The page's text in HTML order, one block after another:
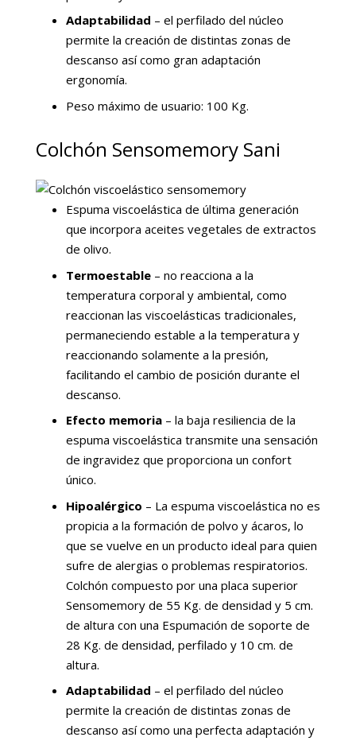
Adaptabilidad – el perfilado del núcleo
permite la creación de distintas zonas de
descanso así como gran adaptación
ergonomía.
Peso máximo de usuario: 100 Kg.
Colchón Sensomemory Sani
Espuma viscoelástica de última generación
que incorpora aceites vegetales de extractos
de olivo.
Termoestable– no reacciona a la
temperatura corporal y ambiental, como
reaccionan las viscoelásticas tradicionales,
permaneciendo estable a la temperatura y
reaccionando solamente a la presión,
facilitando el cambio de posición durante el
descanso.
Efecto memoria– la baja resiliencia de la
espuma viscoelástica transmite una sensación
de ingravidez que proporciona un confort
único.
Hipoalérgico – La espuma viscoelástica no es
propicia a la formación de polvo y ácaros, lo
que se vuelve en un producto ideal para quien
sufre de alergias o problemas respiratorios.
Colchón compuesto por una placa superior
Sensomemory de 55 Kg. de densidad y 5 cm.
de altura con una Espumación de soporte de
28 Kg. de densidad, perfilado y 10 cm. de
altura.
Adaptabilidad – el perfilado del núcleo
permite la creación de distintas zonas de
descanso así como una perfecta adaptación y